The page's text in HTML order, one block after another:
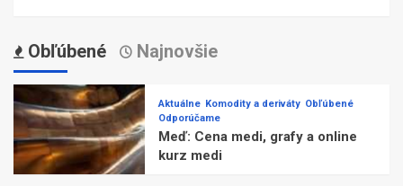
Obľúbené Najnovšie
Aktuálne Komodity a deriváty Obľúbené
Odporúčame
Meď: Cena medi, grafy a online
kurz medi